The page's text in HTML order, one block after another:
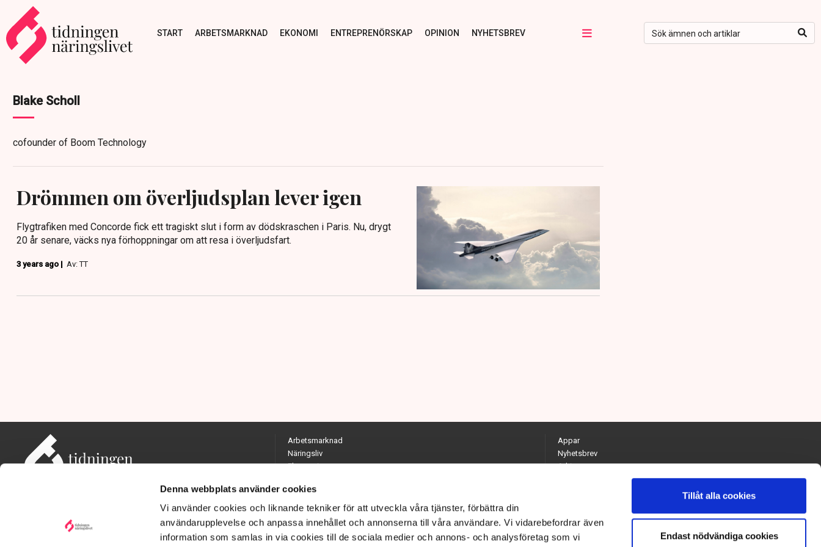
Denna webbplats använder cookies
Vi använder cookies och liknande tekniker för att utveckla våra tjänster, förbättra din
användarupplevelse och anpassa innehållet och annonserna till våra användare. Vi vidarebefordrar även
information som samlas in via cookies till de sociala medier och annons- och analysföretag som vi
Tillåt alla cookies
Endast nödvändiga cookies
START ARBETSMARKNAD EKONOMI ENTREPRENÖRSKAP OPINION NYHETSBREV
Blake Scholl
cofounder of Boom Technology
Drömmen om överljudsplan lever igen
Flygtrafiken med Concorde fick ett tragiskt slut i form av dödskraschen i Paris. Nu, drygt
20 år senare, väcks nya förhoppningar om att resa i överljudsfart.
3 years ago | Av: TT
Adress: Tidningen Näringslivet, 114 82 Stockholm
Arbetsmarknad
Näringsliv
Ekonomi
Opinion
Hållbarhet
Utrikes
Quiz
Appar
Nyhetsbrev
Arkiv
Kontakta redaktionen
Chefredaktör och ansvarig utgivare: